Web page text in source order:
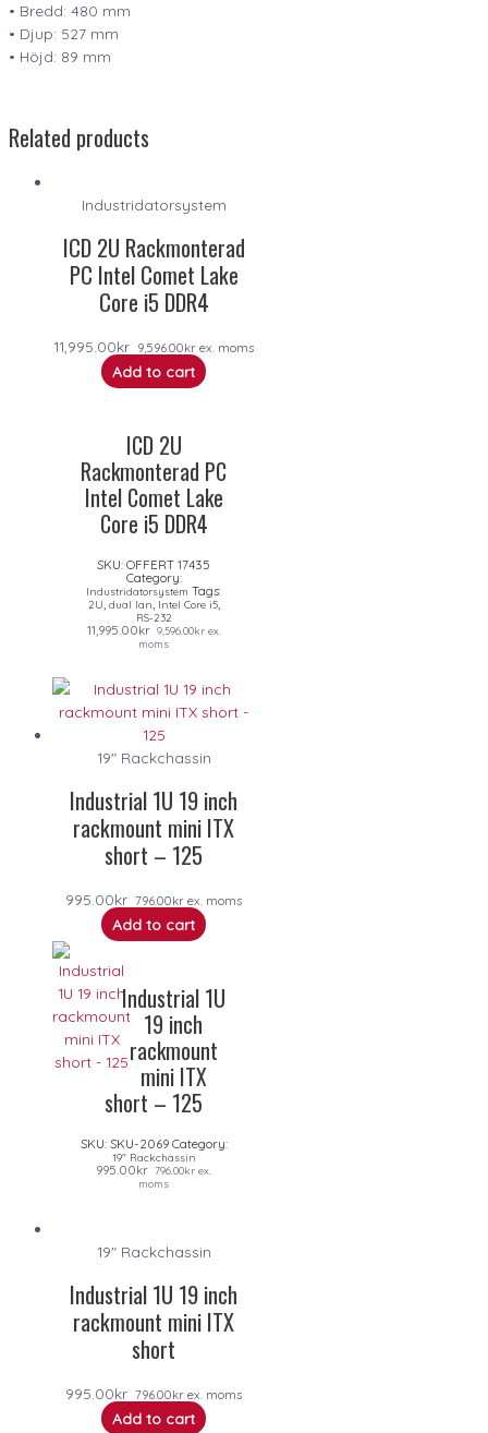
• Bredd: 480 mm
• Djup: 527 mm
• Höjd: 89 mm
Related products
Industridatorsystem
ICD 2U Rackmonterad
PC Intel Comet Lake
Core i5 DDR4
11,995.00kr 9,596.00kr ex. moms
Add to cart
ICD 2U
Rackmonterad PC
Intel Comet Lake
Core i5 DDR4
SKU: OFFERT 17435
Category:
Industridatorsystem Tags:
2U, dual lan, Intel Core i5,
RS-232
11,995.00kr 9,596.00krex.
moms
19" Rackchassin
Industrial 1U 19 inch
rackmount mini ITX
short – 125
995.00kr 796.00kr ex. moms
Add to cart
Industrial 1U
19 inch
rackmount
mini ITX
short – 125
SKU: SKU-2069 Category:
19" Rackchassin
995.00kr 796.00kr ex.
moms
19" Rackchassin
Industrial 1U 19 inch
rackmount mini ITX
short
995.00kr 796.00kr ex. moms
Add to cart